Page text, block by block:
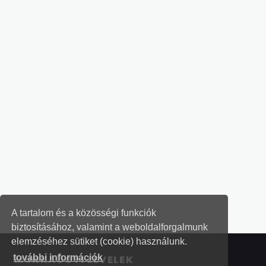
A tartalom és a közösségi funkciók
biztosításához, valamint a weboldalforgalmunk
elemzéséhez sütiket (cookie) használunk.
további információk
MUNKAÜGYI LEVELEK